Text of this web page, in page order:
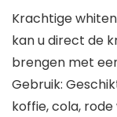
Krachtige
kan u direct de
brengen met
Gebruik:
koffie, cola,